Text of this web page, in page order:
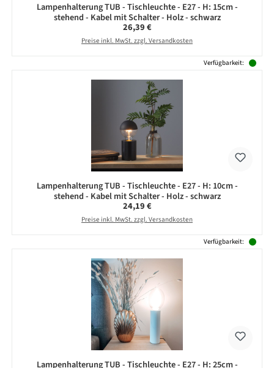
Lampenhalterung TUB - Tischleuchte - E27 - H: 15cm -
stehend - Kabel mit Schalter - Holz - schwarz
Regulärer Preis:
26,39 €
Preise inkl. MwSt. zzgl. Versandkosten
Verfügbarkeit:
Lampenhalterung TUB - Tischleuchte - E27 - H: 10cm -
stehend - Kabel mit Schalter - Holz - schwarz
Regulärer Preis:
24,19 €
Preise inkl. MwSt. zzgl. Versandkosten
Verfügbarkeit:
Lampenhalterung TUB - Tischleuchte - E27 - H: 25cm -